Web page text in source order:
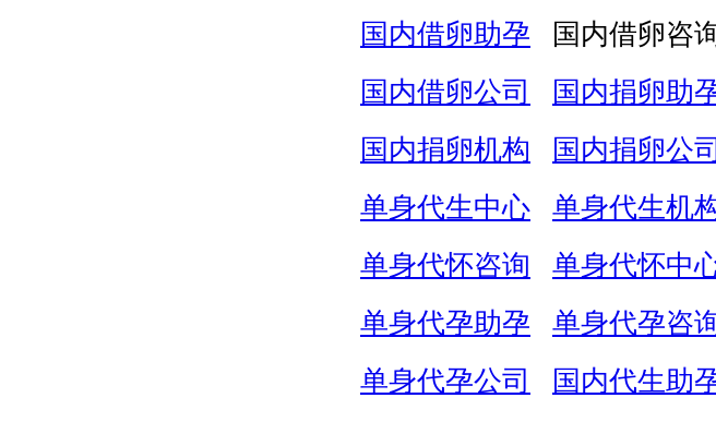
国内借卵助孕
国内借卵咨
国内借卵公司
国内捐卵助
国内捐卵机构
国内捐卵公司
单身代生中心
单身代生机
单身代怀咨询
单身代怀中
单身代孕助孕
单身代孕咨
单身代孕公司
国内代生助